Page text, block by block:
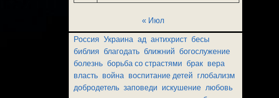
« Июл
Россия Украина ад антихрист бесы
библия
благодать ближний
богослужение
болезнь борьба со страстями брак вера
власть война воспитание детей
глобализм
добродетель заповеди искушение любовь